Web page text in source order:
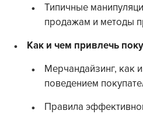
Типичные
продажам и методы
Как и чем привлечь
Мерчандайзинг, как
поведением
Правила